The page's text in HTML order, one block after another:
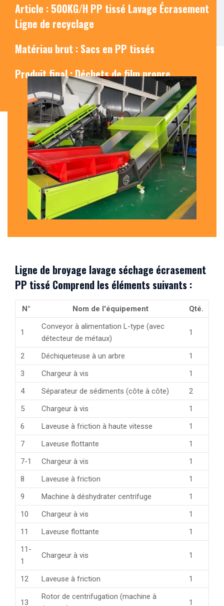
Article : 500KG/H PP tissé Lavage Écrasement
Ligne de recyclage
Matériau brut : Sacs en PP tissés
Produit final : Déchets de film propre
Ligne de broyage lavage séchage écrasement
PP tissé Comprend les éléments suivants :
N° Nom de l'équipement Qté.
1
Conveyor à alimentation L-type (avec
détecteur de métaux)
1
2 Déchiqueteuse à un arbre
1
3
Chargeur à vis
1
4
Séparateur de sédiments (côte à côte)
2
5
Chargeur à vis
1
6
Laveuse à friction à haute vitesse
1
7
Laveuse flottante
1
7-1
Chargeur à vis
1
8
Laveuse à friction
1
9
Machine à déshydrater centrifuge
1
10
Chargeur à vis
1
11
Laveuse flottante
1
11-
1
Chargeur à vis 1
12 Laveuse à friction 1
13
Rotor de centrifugation (machine à
1